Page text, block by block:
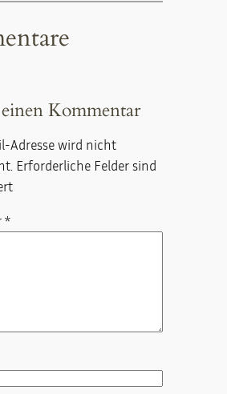
Kommentar
Adresse wird nicht
Erforderliche Felder sind
*